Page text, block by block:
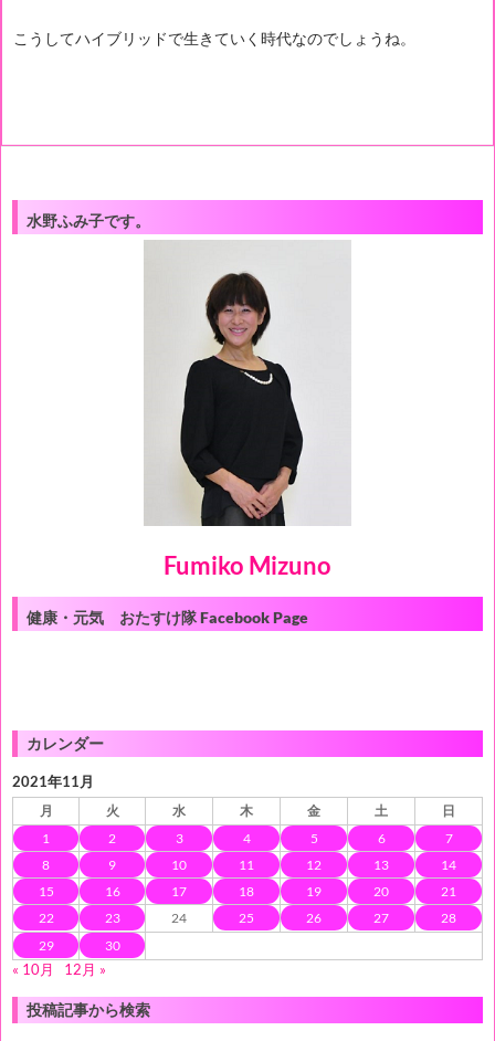
こうしてハイブリッドで生きていく時代なのでしょうね。
水野ふみ子です。
Fumiko Mizuno
健康・元気 おたすけ隊 Facebook Page
カレンダー
2021年11月
月 火 水 木 金 土 日
1 2 3 4 5 6
7
8
9 10 11 12 13
14
15
16 17 18 19 20
21
22
23 24 25 26 27
28
29
30
« 10月 12月 »
投稿記事から検索